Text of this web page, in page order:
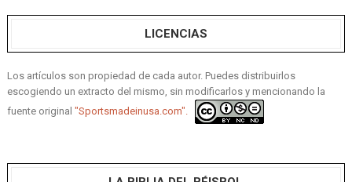
LICENCIAS
Los artículos son propiedad de cada autor. Puedes distribuirlos
escogiendo un extracto del mismo, sin modificarlos y mencionando la
fuente original "Sportsmadeinusa.com".